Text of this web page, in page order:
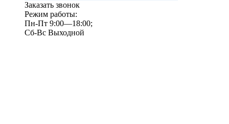
Заказать звонок
Режим работы:
Пн-Пт 9:00—18:00;
Сб-Вс Выходной